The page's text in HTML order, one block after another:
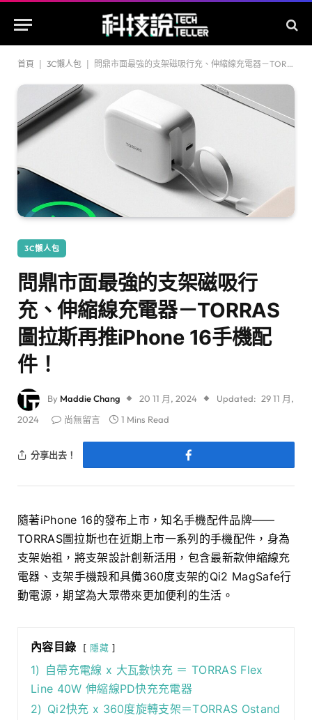
首頁 3C懶人包 問鼎市面最強的支架磁吸行充、伸縮線充電器－TORRAS圖拉斯再推iPhone 16手機配件！
3C懶人包
問鼎市面最強的支架磁吸行
充、伸縮線充電器－TORRAS
圖拉斯再推iPhone 16手機配
件！
By Maddie Chang 20 11 月, 2024 Updated: 29 11 月,
2024
尚無留言 1 Mins Read
分享出去！
隨著iPhone 16的發布上市，知名手機配件品牌——
TORRAS圖拉斯也在近期上市一系列的手機配件，身為
支架始祖，將支架設計創新活用，包含最新款伸縮線充
電器、支架手機殼和具備360度支架的Qi2 MagSafe行
動電源，期望為大眾帶來更加便利的生活。
內容目錄 隱藏
1) 自帶充電線 x 大瓦數快充 ＝ TORRAS Flex
Line 40W 伸縮線PD快充充電器
2) Qi2快充 x 360度旋轉支架＝TORRAS Ostand